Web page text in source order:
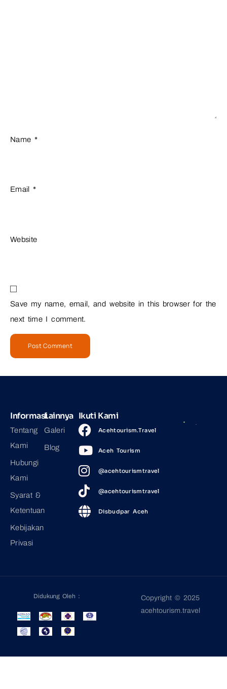
Name *
Email *
Website
Save my name, email, and website in this browser for the
next time I comment.
Informasi
Tentang
Kami
Hubungi
Kami
Syarat &
Ketentuan
Kebijakan
Privasi
Lainnya
Galeri
Blog
Ikuti Kami
Acehtourism.Travel
Aceh Tourism
@acehtourismtravel
@acehtourismtravel
Disbudpar Aceh
Didukung Oleh :
Copyright © 2025
acehtourism.travel